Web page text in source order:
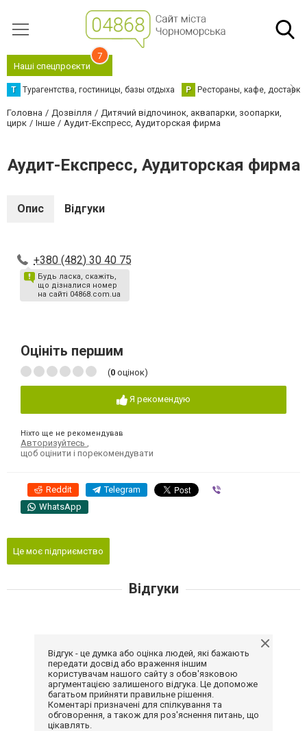
Наші спецпроєкти
7
Т Турагентства, гостиницы, базы отдыха Р Рестораны, кафе,
Головна Дозвілля
Дитячий відпочинок, аквапарки, зоопарки,
цирк
Інше Аудит-Експресс, Аудиторская фирма
Аудит-Експресс, Аудиторская фирма
Опис Відгуки
+380 (482) 30 40 75
Будь ласка, скажіть,
що дізналися номер
на сайті 04868.com.ua
Оцініть першим
(0 оцінок)
Я рекомендую
Ніхто ще не рекомендував
Авторизуйтесь
щоб оцінити і порекомендувати
Reddit Telegram
WhatsApp
Це моє підприємство
Відгуки
Відгук - це думка або оцінка людей, які бажають
передати досвід або враження іншим
користувачам нашого сайту з обов'язковою
аргументацією залишеного відгука. Це допоможе
багатьом прийняти правильне рішення.
Коментарі призначені для спілкування та
обговорення, а також для роз'яснення питань, що
цікавлять.